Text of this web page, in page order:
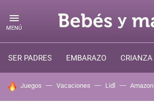
MENÚ
SER PADRES EMBARAZO CRIANZA
HOY SE HABLA DE
Juegos Vacaciones Lidl Amazon